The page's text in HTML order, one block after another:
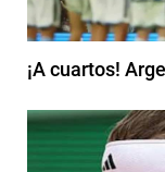
¡A cuartos!